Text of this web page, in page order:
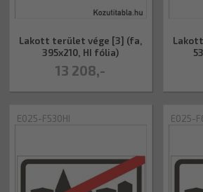
13 208,-
Lakott terület vége [3] (fa,
395x210, HI fólia)
E025-F530HI E025-